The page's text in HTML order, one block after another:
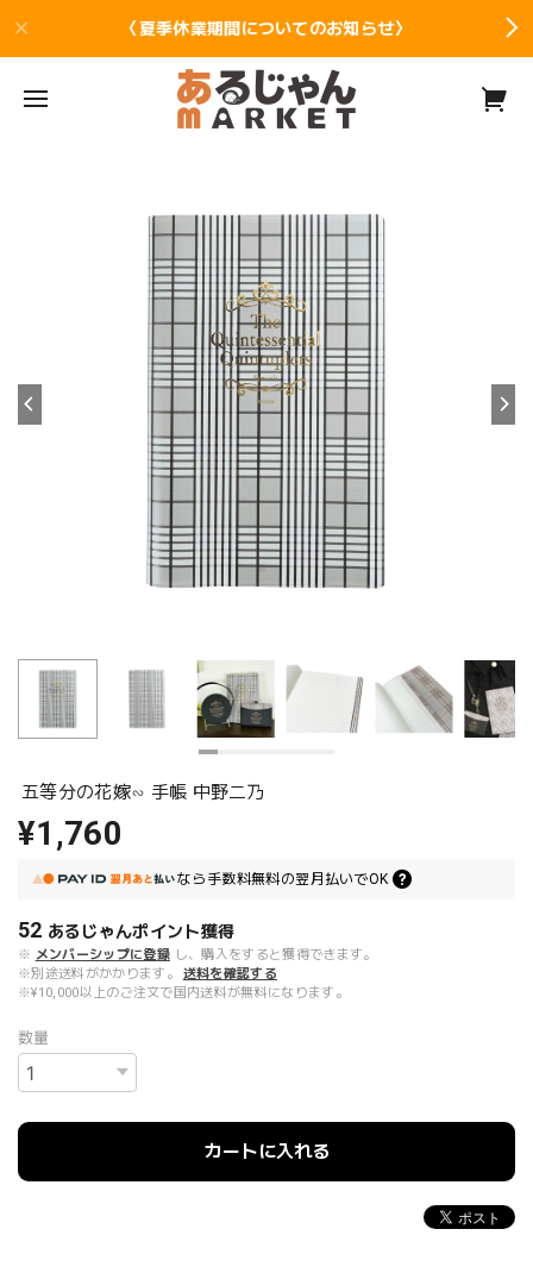
〈夏季休業期間についてのお知らせ〉
五等分の花嫁∽ 手帳 中野二乃
¥1,760
なら 手数料無料の翌月払いでOK
52 あるじゃんポイント獲得
※ メンバーシップに登録 し、購入をすると獲得できます。
※別途送料がかかります。
送料を確認する
※¥10,000以上のご注文で国内送料が無料になります。
数量
カートに入れる